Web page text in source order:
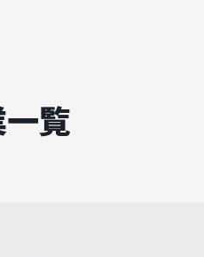
覧